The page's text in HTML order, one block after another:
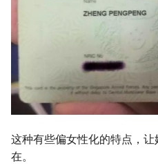
这种有些偏女性化的特点，
在。